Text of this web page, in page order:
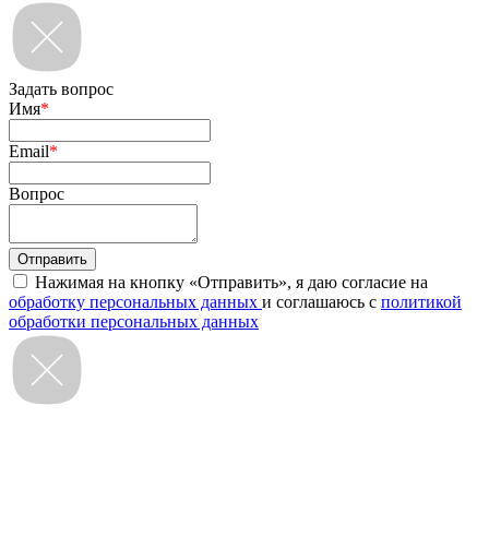
Задать вопрос
Имя*
Email*
Вопрос
Нажимая на кнопку «Отправить», я даю согласие на
обработку персональных данных и соглашаюсь с политикой
обработки персональных данных